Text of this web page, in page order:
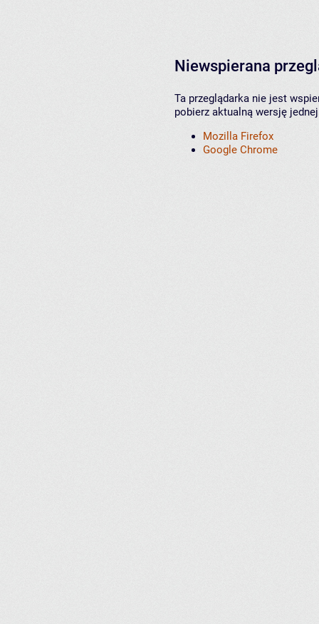
Niewspierana
Ta przeglądarka nie jest
pobierz aktualną wersję
Mozilla Firefox
Google Chrome